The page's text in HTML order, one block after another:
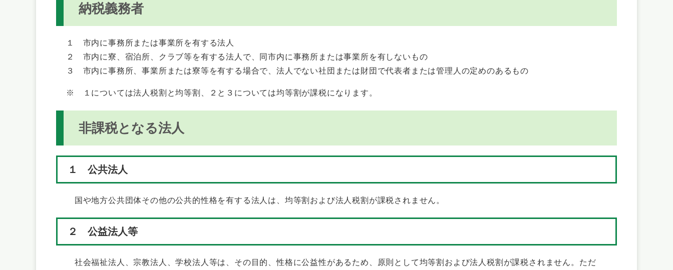
納税義務者
１ 市内に事務所または事業所を有する法人
２ 市内に寮、宿泊所、クラブ等を有する法人で、同市内に事務所または事業所を有しないもの
３ 市内に事務所、事業所または寮等を有する場合で、法人でない社団または財団で代表者または管理人の定めのあるもの
※ １については法人税割と均等割、２と３については均等割が課税になります。
非課税となる法人
１ 公共法人
国や地方公共団体その他の公共的性格を有する法人は、均等割および法人税割が課税されません。
２ 公益法人等
社会福祉法人、宗教法人、学校法人等は、その目的、性格に公益性があるため、原則として均等割および法人税割が課税されません。ただ